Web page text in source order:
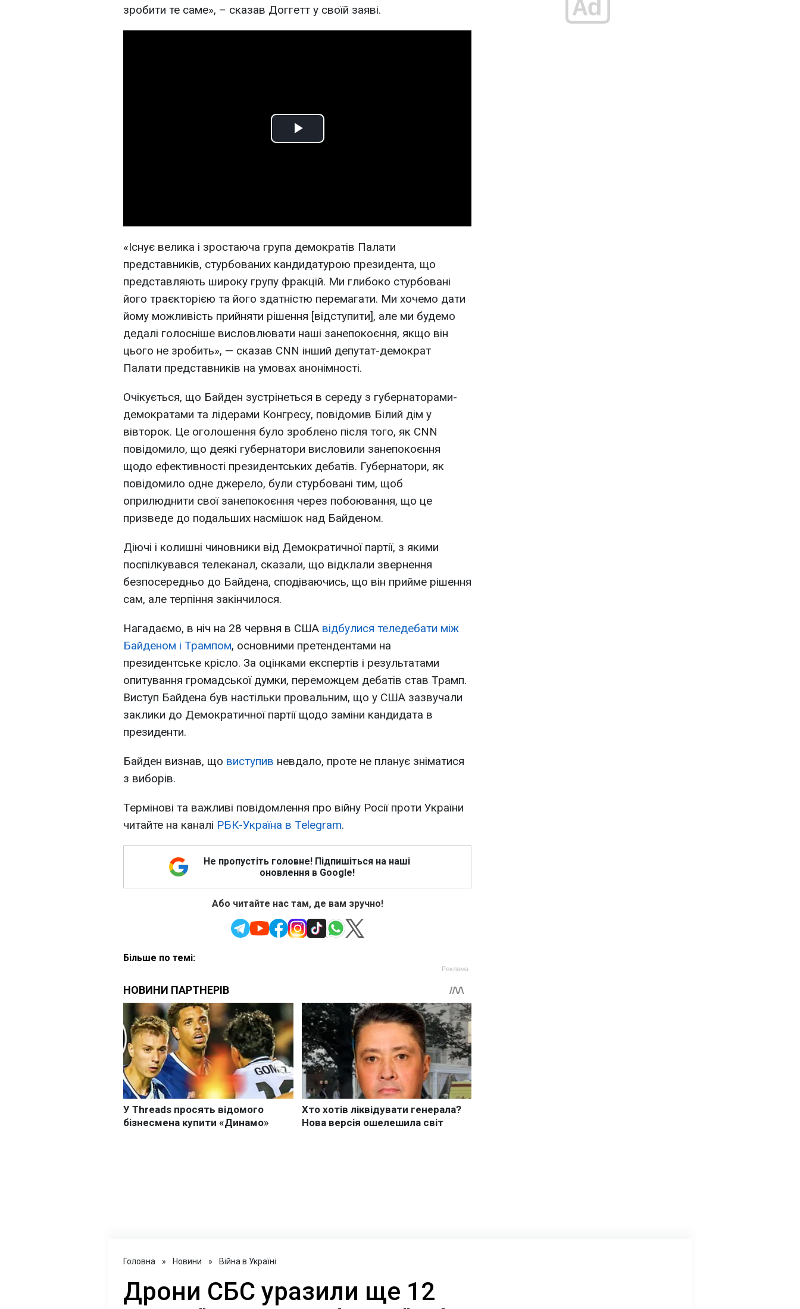
зробити те саме», – сказав Доггетт у своїй заяві.
Play
«Існує велика і зростаюча група демократів Палати
представників, стурбованих кандидатурою президента, що
представляють широку групу фракцій. Ми глибоко стурбовані
його траєкторією та його здатністю перемагати. Ми хочемо дати
йому можливість прийняти рішення [відступити], але ми будемо
дедалі голосніше висловлювати наші занепокоєння, якщо він
цього не зробить», — сказав CNN інший депутат-демократ
Палати представників на умовах анонімності.
Очікується, що Байден зустрінеться в середу з губернаторами-
демократами та лідерами Конгресу, повідомив Білий дім у
вівторок. Це оголошення було зроблено після того, як CNN
повідомило, що деякі губернатори висловили занепокоєння
щодо ефективності президентських дебатів. Губернатори, як
повідомило одне джерело, були стурбовані тим, щоб
оприлюднити свої занепокоєння через побоювання, що це
призведе до подальших насмішок над Байденом.
Діючі і колишні чиновники від Демократичної партії, з якими
поспілкувався телеканал, сказали, що відклали звернення
безпосередньо до Байдена, сподіваючись, що він прийме рішення
сам, але терпіння закінчилося.
Нагадаємо, в ніч на 28 червня в США відбулися теледебати між
Байденом і Трампом, основними претендентами на
президентське крісло. За оцінками експертів і результатами
опитування громадської думки, переможцем дебатів став Трамп.
Виступ Байдена був настільки провальним, що у США зазвучали
заклики до Демократичної партії щодо заміни кандидата в
президенти.
Байден визнав, що виступив невдало, проте не планує зніматися
з виборів.
Термінові та важливі повідомлення про війну Росії проти України
читайте на каналі РБК-Україна в Telegram.
Не пропустіть головне! Підпишіться на наші
оновлення в Google!
Або читайте нас там, де вам зручно!
Більше по темі:
Головна » Новини » Війна в Україні
Дрони СБС уразили ще 12